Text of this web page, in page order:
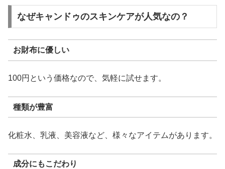
なぜキャンドゥのスキンケアが人気なの？
お財布に優しい
100円という価格なので、気軽に試せます。
種類が豊富
化粧水、乳液、美容液など、様々なアイテムがあります。
成分にもこだわり